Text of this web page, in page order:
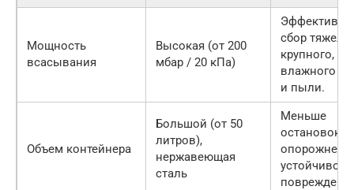
Мощность
всасывания
Высокая (от 200
мбар / 20 кПа)
сбор
крупного,
влажного
и пыли.
Объем контейнера
Большой (от 50
литров),
нержавеющая
сталь
Меньше
остановок